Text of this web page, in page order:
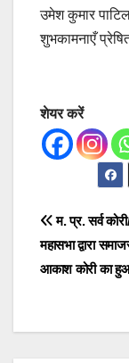
उमेश कुमार
शुभकामनाएँ
शेयर करें
Post
म. प्र. सर्व
महासभा द्वारा
आकाश कोरी का